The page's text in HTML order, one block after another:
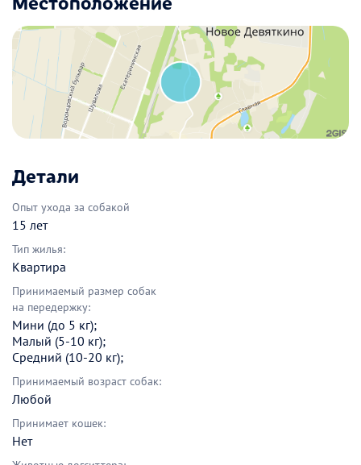
Детали
Опыт ухода за собакой
15 лет
Тип жилья:
Квартира
Принимаемый размер собак
на передержку:
Мини (до 5 кг);
Малый (5-10 кг);
Средний (10-20 кг);
Принимаемый возраст собак:
Любой
Принимает кошек:
Нет